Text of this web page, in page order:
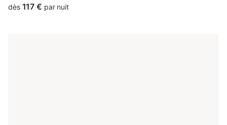
dès 117 € par nuit